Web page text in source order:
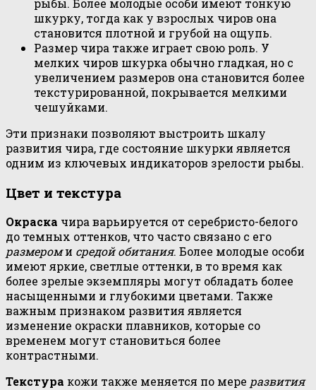
рыбы. Более молодые особи имеют тонкую
шкурку, тогда как у взрослых чиров она
становится плотной и грубой на ощупь.
Размер чира также играет свою роль. У
мелких чиров шкурка обычно гладкая, но с
увеличением размеров она становится более
текстурированной, покрывается мелкими
чешуйками.
Эти признаки позволяют выстроить шкалу
развития чира, где состояние шкурки является
одним из ключевых индикаторов зрелости рыбы.
Цвет и текстура
Окраска чира варьируется от серебристо-белого
до темных оттенков, что часто связано с его
размероми средой обитания. Более молодые особи
имеют яркие, светлые оттенки, в то время как
более зрелые экземпляры могут обладать более
насыщенными и глубокими цветами. Также
важным признаком развития является
изменение окраски плавников, которые со
временем могут становиться более
контрастными.
Текстура кожи также меняется по мере развития